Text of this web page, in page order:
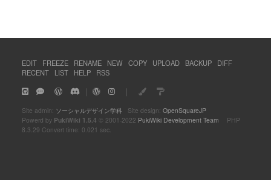
EDIT FREEZE RENAME NEW COPY UPLOAD BACKUP
DIFF
RECENT
LIST HELP RSS
｜ ｜
Site admin: ソーシャルデザイン学科Site design: OpenSquareJP
Powerd by PukiWiki 1.5.4 © 2001-2022 PukiWiki Development Team PHP
8.3.29 Convert time: 0.021 sec.